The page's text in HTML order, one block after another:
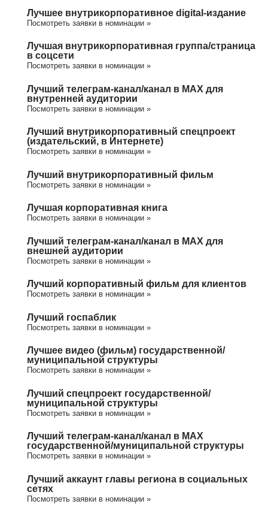
Лучшее внутрикорпоративное digital-издание
Посмотреть заявки в номинации »
Лучшая внутрикорпоративная группа/cтраница
в соцсети
Посмотреть заявки в номинации »
Лучший телеграм-канал/канал в МАХ для
внутренней аудитории
Посмотреть заявки в номинации »
Лучший внутрикорпоративный спецпроект
(издательский, в Интернете)
Посмотреть заявки в номинации »
Лучший внутрикорпоративный фильм
Посмотреть заявки в номинации »
Лучшая корпоративная книга
Посмотреть заявки в номинации »
Лучший телеграм-канал/канал в МАХ для
внешней аудитории
Посмотреть заявки в номинации »
Лучший корпоративный фильм для клиентов
Посмотреть заявки в номинации »
Лучший госпаблик
Посмотреть заявки в номинации »
Лучшее видео (фильм) государственной/
муниципальной структуры
Посмотреть заявки в номинации »
Лучший спецпроект государственной/
муниципальной структуры
Посмотреть заявки в номинации »
Лучший телеграм-канал/канал в МАХ
государственной/муниципальной структуры
Посмотреть заявки в номинации »
Лучший аккаунт главы региона в социальных
сетях
Посмотреть заявки в номинации »